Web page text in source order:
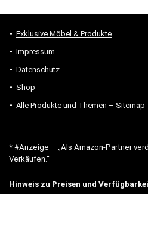
Exklusive Möbel & Produkte
Impressum
Datenschutz
Shop
Alle Produkte und Themen – Sitemap
* #Anzeige – „Als Amazon-Partner
Verkäufen.“
Hinweis zu Preisen und